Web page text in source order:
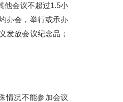
他会议不超过1.5小
办会，举行或承办
发放会议纪念品；
情况不能参加会议